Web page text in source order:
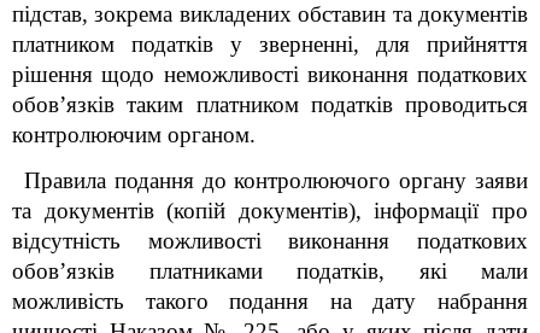
підстав, зокрема викладених обставин та документів
платником податків у зверненні, для прийняття
рішення щодо неможливості виконання податкових
обов’язків таким платником податків проводиться
контролюючим органом.
Правила подання до контролюючого органу заяви
та документів (копій документів), інформації про
відсутність можливості виконання податкових
обов’язків платниками податків, які мали
можливість такого подання на дату набрання